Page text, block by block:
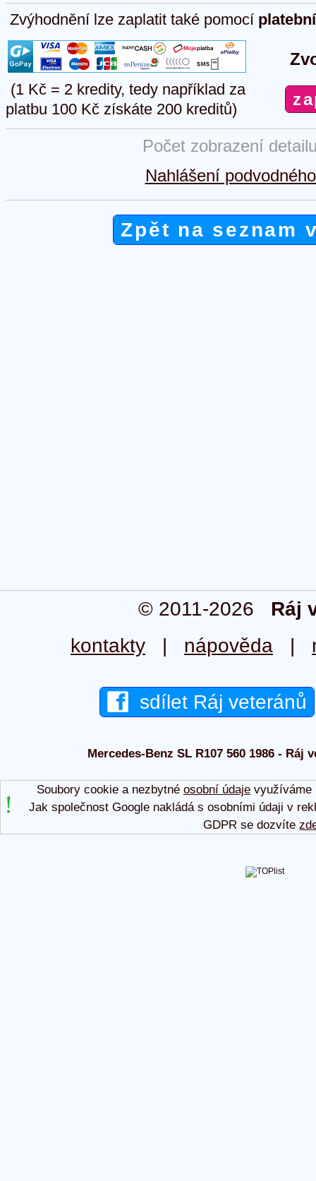
Zvýhodnění lze zaplatit také pomocí
(1 Kč = 2 kredity, tedy například za
platbu 100 Kč získáte 200 kreditů)
Počet zobrazení
Nahlášení
Zpět na seznam
© 2011-2026 Ráj
kontakty | nápověda |
sdílet Ráj veteránů
Mercedes-Benz SL R107 560 1986 - Ráj
Soubory cookie a nezbytné osobní údajevyužíváme
Jak společnost Google nakládá s osobními údaji v
GDPR se dozvíte